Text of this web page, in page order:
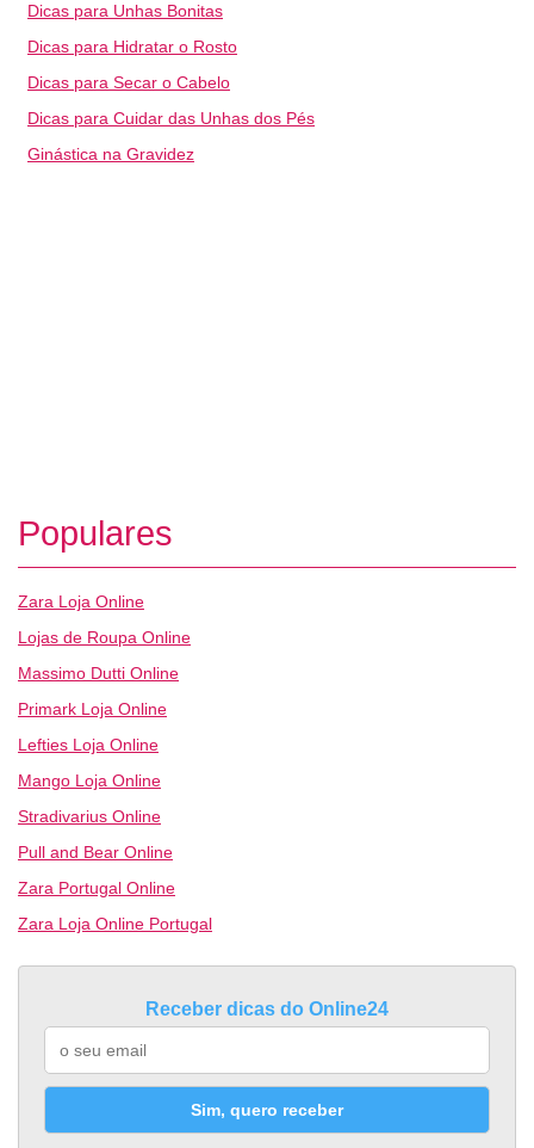
Dicas para Unhas Bonitas
Dicas para Hidratar o Rosto
Dicas para Secar o Cabelo
Dicas para Cuidar das Unhas dos Pés
Ginástica na Gravidez
Populares
Zara Loja Online
Lojas de Roupa Online
Massimo Dutti Online
Primark Loja Online
Lefties Loja Online
Mango Loja Online
Stradivarius Online
Pull and Bear Online
Zara Portugal Online
Zara Loja Online Portugal
Receber dicas do Online24
Sim, quero receber